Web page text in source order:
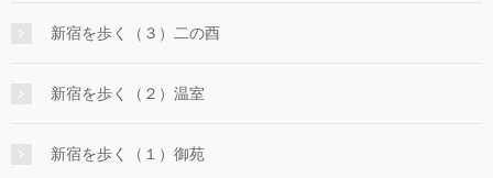
新宿を歩く（３）二の酉
新宿を歩く（２）温室
新宿を歩く（１）御苑